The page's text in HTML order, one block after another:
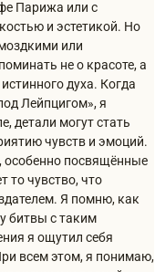
Парижа или с
и эстетикой. Но
или
не о красоте, а
духа. Когда
Лейпцигом», я
детали могут стать
чувств и эмоций.
особенно посвящённые
то чувство, что
Я помню, как
битвы с таким
я ощутил себя
всем этом, я понимаю,